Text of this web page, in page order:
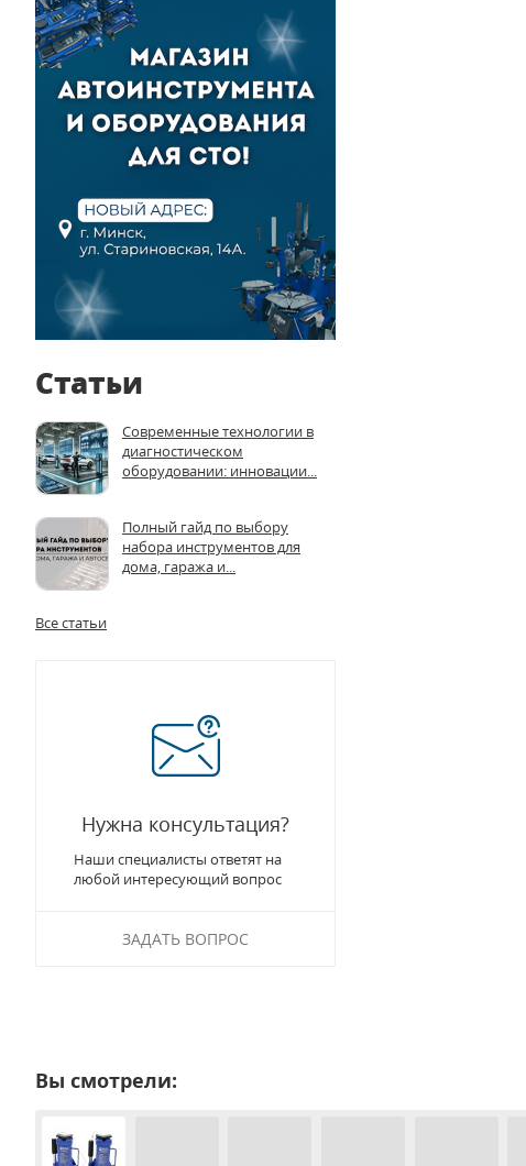
Статьи
Современные технологии в
диагностическом
оборудовании: инновации...
Полный гайд по выбору
набора инструментов для
дома, гаража и...
Все статьи
Нужна консультация?
Наши специалисты ответят на
любой интересующий вопрос
ЗАДАТЬ ВОПРОС
Вы смотрели: